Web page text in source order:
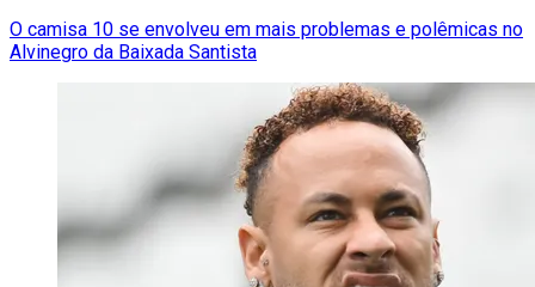
O camisa 10 se envolveu em mais problemas e polêmicas no
Alvinegro da Baixada Santista